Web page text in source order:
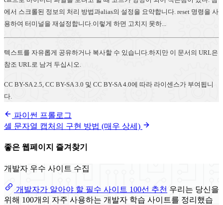
에서 스크롤된 정보의 처리 방법과alias의 설정을 요약합니다. reset 명령을 사
용하여 터미널을 재설정합니다.이렇게 하면 고치지 못하...
텍스트를 자유롭게 공유하거나 복사할 수 있습니다.하지만 이 문서의 URL은
참조 URL로 남겨 두십시오.
CC BY-SA 2.5, CC BY-SA 3.0 및 CC BY-SA 4.0에 따라 라이센스가 부여됩니
다.
파이썬 프롤로그
셸 문자열 캡처의 구현 방법 (매우 상세)
좋은 웹페이지 즐겨찾기
개발자 우수 사이트 수집
개발자가 알아야 할 필수 사이트 100선 추천 우리는 당신을
위해 100개의 자주 사용하는 개발자 학습 사이트를 정리했습